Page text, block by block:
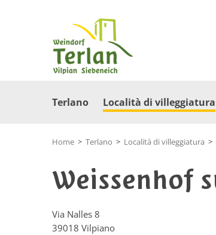
Terlano Località di villeggiatura
Home > Terlano > Località di villeggiatura >
Weissenhof
Via Nalles 8
39018 Vilpiano